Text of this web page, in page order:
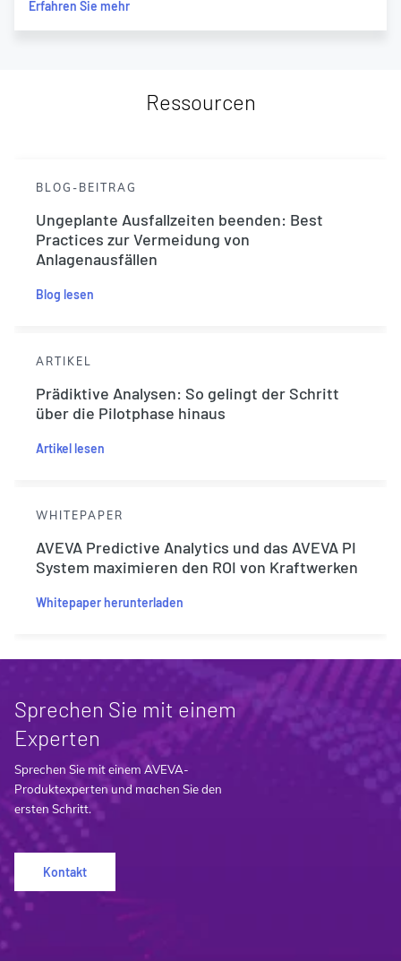
Erfahren Sie mehr
Ressourcen
BLOG-BEITRAG
Ungeplante Ausfallzeiten beenden: Best
Practices zur Vermeidung von
Anlagenausfällen
Blog lesen
ARTIKEL
Prädiktive Analysen: So gelingt der Schritt
über die Pilotphase hinaus
Artikel lesen
WHITEPAPER
AVEVA Predictive Analytics und das AVEVA PI
System maximieren den ROI von Kraftwerken
Whitepaper herunterladen
Sprechen Sie mit einem
Experten
Sprechen Sie mit einem AVEVA-
Produktexperten und machen Sie den
ersten Schritt.
Kontakt